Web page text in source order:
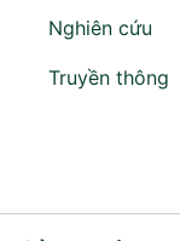
Nghiên cứu
Truyền thông